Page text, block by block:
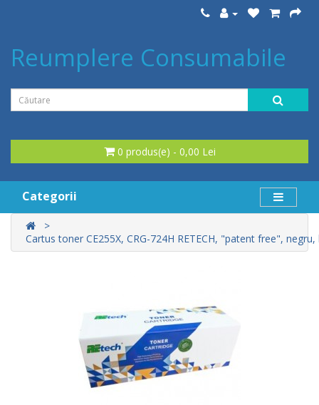
Reumplere Consumabile
0 produs(e) - 0,00 Lei
Categorii
Cartus toner CE255X, CRG-724H RETECH, "patent free",